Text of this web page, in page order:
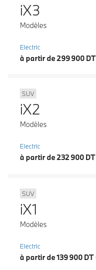
iX3
Modèles
Electric
à partir de 299 900 DT
SUV
iX2
Modèles
Electric
à partir de 232 900 DT
SUV
iX1
Modèles
Electric
à partir de 139 900 DT